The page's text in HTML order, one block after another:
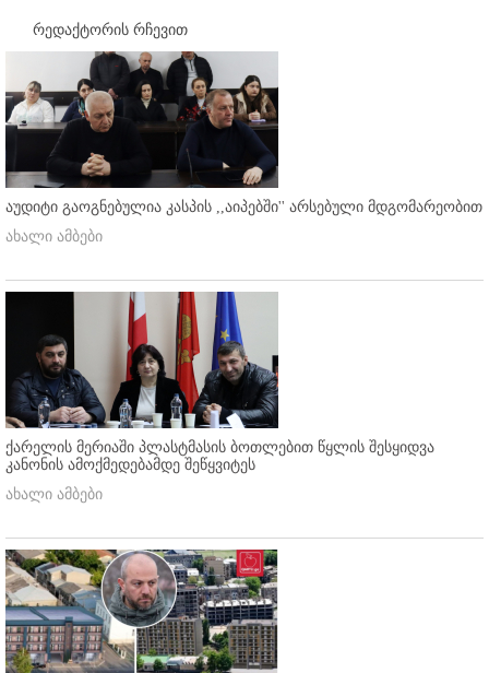
რედაქტორის რჩევით
აუდიტი გაოგნებულია კასპის ,,აიპებში'' არსებული მდგომარეობით
ახალი ამბები
ქარელის მერიაში პლასტმასის ბოთლებით წყლის შესყიდვა
კანონის ამოქმედებამდე შეწყვიტეს
ახალი ამბები